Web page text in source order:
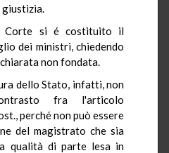
giustizia.
Corte si é costituito il
dei ministri, chiedendo
non fondata.
dello Stato, infatti, non
fra l'articolo
perché non può essere
del magistrato che sia
qualità di parte lesa in